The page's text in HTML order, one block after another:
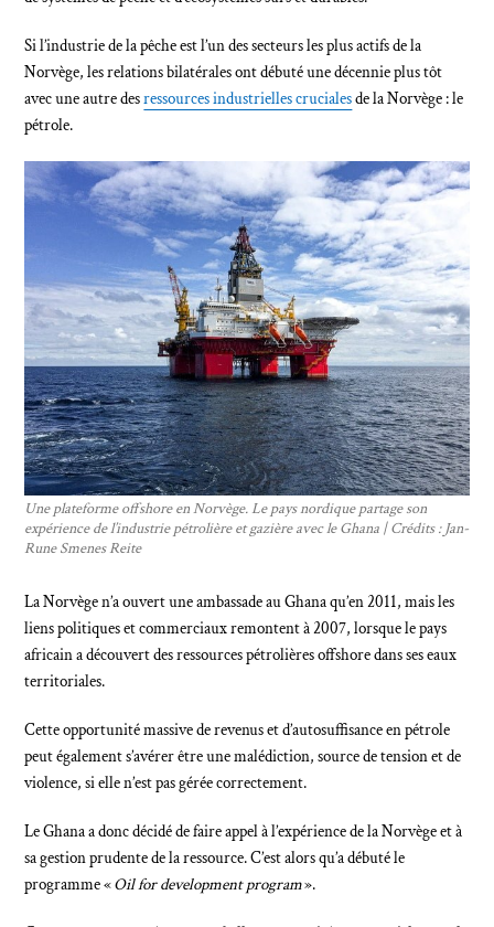
Si l’industrie de la pêche est l’un des secteurs les plus actifs de la
Norvège, les relations bilatérales ont débuté une décennie plus tôt
avec une autre desressources industrielles crucialesde la Norvège : le
pétrole.
Une plateforme offshore en Norvège. Le pays nordique partage son
expérience de l’industrie pétrolière et gazière avec le Ghana | Crédits : Jan-
Rune Smenes Reite
La Norvège n’a ouvert une ambassade au Ghana qu’en 2011, mais les
liens politiques et commerciaux remontent à 2007, lorsque le pays
africain a découvert des ressources pétrolières offshore dans ses eaux
territoriales.
Cette opportunité massive de revenus et d’autosuffisance en pétrole
peut également s’avérer être une malédiction, source de tension et de
violence, si elle n’est pas gérée correctement.
Le Ghana a donc décidé de faire appel à l’expérience de la Norvège et à
sa gestion prudente de la ressource. C’est alors qu’a débuté le
programme «Oil for development program».